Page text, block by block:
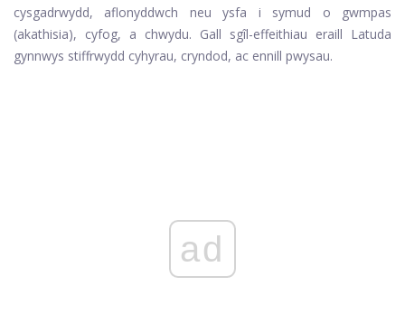
cysgadrwydd, aflonyddwch neu ysfa i symud o gwmpas
(akathisia), cyfog, a chwydu. Gall sgîl-effeithiau eraill Latuda
gynnwys stiffrwydd cyhyrau, cryndod, ac ennill pwysau.
ad